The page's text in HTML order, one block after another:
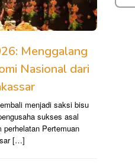
Menggalang
Nasional dari
menjadi saksi bisu
sukses asal
Pertemuan
[…]